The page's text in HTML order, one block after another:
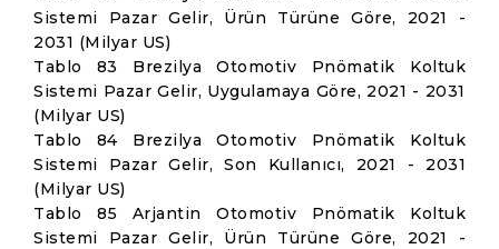
Sistemi Pazar Gelir, Ürün Türüne Göre, 2021 -
2031 (Milyar US)
Tablo 83 Brezilya Otomotiv Pnömatik Koltuk
Sistemi Pazar Gelir, Uygulamaya Göre, 2021 - 2031
(Milyar US)
Tablo 84 Brezilya Otomotiv Pnömatik Koltuk
Sistemi Pazar Gelir, Son Kullanıcı, 2021 - 2031
(Milyar US)
Tablo 85 Arjantin Otomotiv Pnömatik Koltuk
Sistemi Pazar Gelir, Ürün Türüne Göre, 2021 -